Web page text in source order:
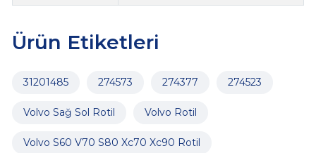
Ürün Etiketleri
31201485 274573 274377 274523
Volvo Sağ Sol Rotil Volvo Rotil
Volvo S60 V70 S80 Xc70 Xc90 Rotil